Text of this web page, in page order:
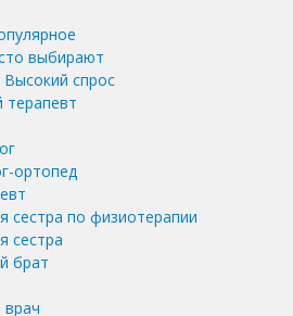
выбирают
Высокий спрос
ортопед
сестра по физиотерапии
сестра
брат